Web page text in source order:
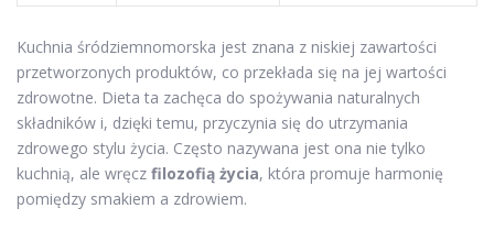
Kuchnia śródziemnomorska jest znana z niskiej zawartości
przetworzonych produktów, co przekłada się na jej wartości
zdrowotne. Dieta ta zachęca do spożywania naturalnych
składników i, dzięki temu, przyczynia się do utrzymania
zdrowego stylu życia. Często nazywana jest ona nie tylko
kuchnią, ale wręcz filozofią życia, która promuje harmonię
pomiędzy smakiem a zdrowiem.